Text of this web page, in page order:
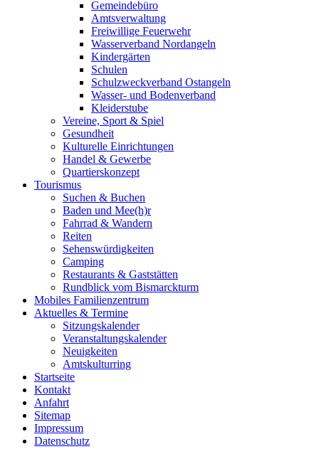
Gemeindebüro
Amtsverwaltung
Freiwillige Feuerwehr
Wasserverband Nordangeln
Kindergärten
Schulen
Schulzweckverband Ostangeln
Wasser- und Bodenverband
Kleiderstube
Vereine, Sport & Spiel
Gesundheit
Kulturelle Einrichtungen
Handel & Gewerbe
Quartierskonzept
Tourismus
Suchen & Buchen
Baden und Mee(h)r
Fahrrad & Wandern
Reiten
Sehenswürdigkeiten
Camping
Restaurants & Gaststätten
Rundblick vom Bismarckturm
Mobiles Familienzentrum
Aktuelles & Termine
Sitzungskalender
Veranstaltungskalender
Neuigkeiten
Amtskulturring
Startseite
Kontakt
Anfahrt
Sitemap
Impressum
Datenschutz